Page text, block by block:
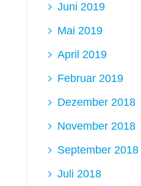
Juni 2019
Mai 2019
April 2019
Februar 2019
Dezember 2018
November 2018
September 2018
Juli 2018